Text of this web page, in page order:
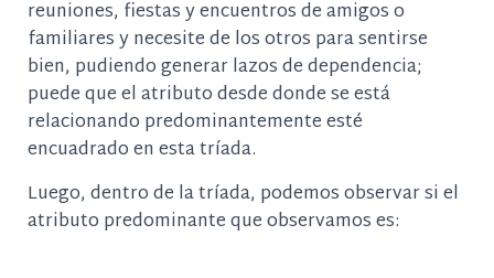
reuniones, fiestas y encuentros de amigos o
familiares y necesite de los otros para sentirse
bien, pudiendo generar lazos de dependencia;
puede que el atributo desde donde se está
relacionando predominantemente esté
encuadrado en esta tríada.
Luego, dentro de la tríada, podemos observar si el
atributo predominante que observamos es: